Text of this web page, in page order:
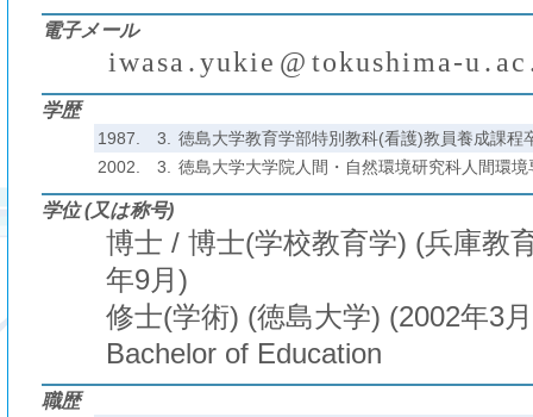
電子メール
iwasa . yukie @ tokushima-u . ac
学歴
1987. 3.
徳島大学教育学部特別教科(看護)教員養成課程
2002.
3. 徳島大学大学院人間・自然環境研究科人間環
学位 (又は称号)
博士 / 博士(学校教育学) (兵庫教
年9月)
修士(学術) (徳島大学) (2002年3
Bachelor of Education
職歴